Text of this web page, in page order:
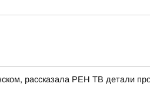
рассказала РЕН ТВ детали